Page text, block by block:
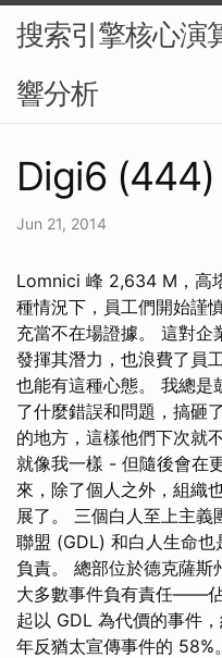
搜索引擎核心演
響分析
Digi6 (444)
Jun 21, 2014
Lomnici 峰 2,634 M，高
種情況下，員工們開始謹
充當不在場證據。 這對企
發揮其潛力，也浪費了員
也能有這種心態。 我總是
了什麼錯誤和問題，搞砸
的地方，這樣他們下次就
就像我一樣 - 但隨後會在
來，除了個人之外，組織
展了。 三個白人至上主
聯盟 (GDL) 和白人生命
負責。 總部位於德克薩
大多數事件負有責任——
起以 GDL 為代價的事件
年反猶太宣傳事件的 58%